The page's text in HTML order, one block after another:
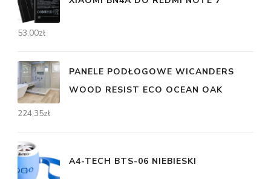
53,00zł
PANELE PODŁOGOWE WICANDERS
WOOD RESIST ECO OCEAN OAK
224,35zł
A4-TECH BTS-06 NIEBIESKI